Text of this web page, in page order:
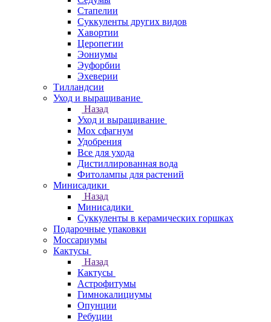
Стапелии
Суккуленты других видов
Хавортии
Церопегии
Эониумы
Эуфорбии
Эхеверии
Тилландсии
Уход и выращивание
Назад
Уход и выращивание
Мох сфагнум
Удобрения
Все для ухода
Дистиллированная вода
Фитолампы для растений
Минисадики
Назад
Минисадики
Суккуленты в керамических горшках
Подарочные упаковки
Моссариумы
Кактусы
Назад
Кактусы
Астрофитумы
Гимнокалициумы
Опунции
Ребуции